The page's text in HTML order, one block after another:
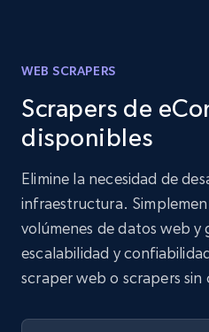
WEB SCRAPERS
Scrapers de
disponibles
Elimine la necesidad de
infraestructura.
volúmenes de datos web y
escalabilidad y
scraper web o scrapers sin